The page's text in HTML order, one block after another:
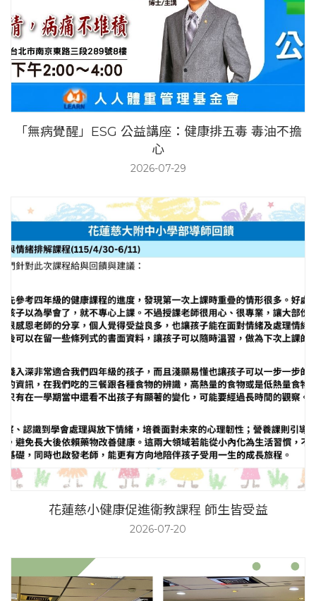
「無病覺醒」ESG 公益講座：健康排五毒 毒油不擔
心
2026-07-29
花蓮慈小健康促進衛教課程 師生皆受益
2026-07-20